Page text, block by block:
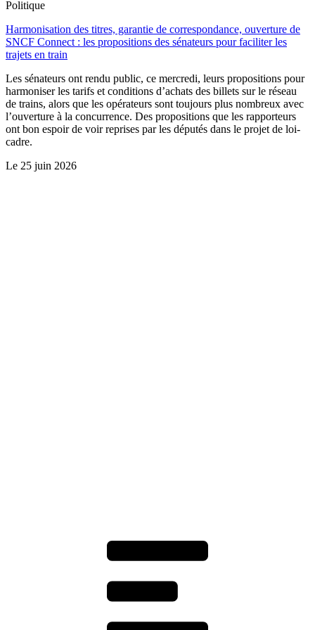
Politique
Harmonisation des titres, garantie de correspondance, ouverture de
SNCF Connect : les propositions des sénateurs pour faciliter les
trajets en train
Les sénateurs ont rendu public, ce mercredi, leurs propositions pour
harmoniser les tarifs et conditions d’achats des billets sur le réseau
de trains, alors que les opérateurs sont toujours plus nombreux avec
l’ouverture à la concurrence. Des propositions que les rapporteurs
ont bon espoir de voir reprises par les députés dans le projet de loi-
cadre.
Le 25 juin 2026